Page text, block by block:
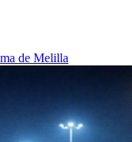
de Melilla